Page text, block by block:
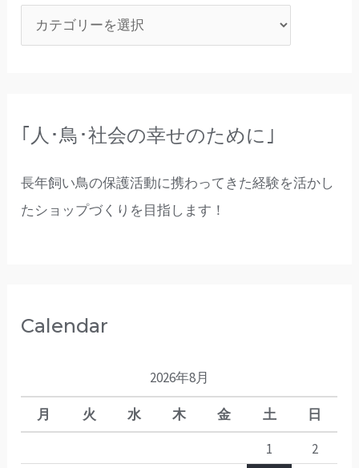
｢人･鳥･社会の幸せのために｣
長年飼い鳥の保護活動に携わってきた経験を活かし
たショップづくりを目指します！
Calendar
2026年8月
月 火 水 木 金 土
日
1
2